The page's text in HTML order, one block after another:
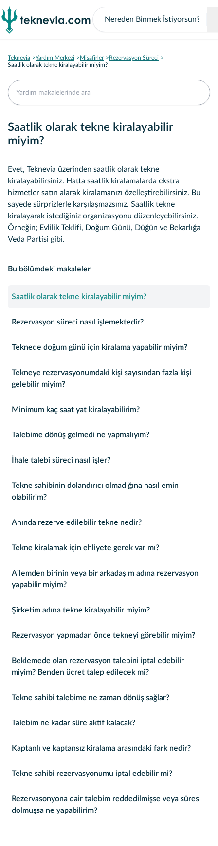
Teknevia Yardım Merkezi Misafirler
Rezervasyon Süreci
Saatlik olarak tekne kiralayabilir miyim?
Saatlik olarak tekne kiralayabilir
miyim?
Evet, Teknevia üzerinden saatlik olarak tekne
kiralayabilirsiniz. Hatta saatlik kiralamalarda ekstra
hizmetler satın alarak kiralamanızı özelleştirebilirsiniz. Bu
sayede sürprizlerle karşılaşmazsınız. Saatlik tekne
kiralayarak istediğiniz organizasyonu düzenleyebilirsiniz.
Örneğin; Evlilik Teklifi, Doğum Günü, Düğün ve Bekarlığa
Veda Partisi gibi.
Bu bölümdeki makaleler
Saatlik olarak tekne kiralayabilir miyim?
Rezervasyon süreci nasıl işlemektedir?
Teknede doğum günü için kiralama yapabilir miyim?
Tekneye rezervasyonumdaki kişi sayısından fazla kişi
gelebilir miyim?
Minimum kaç saat yat kiralayabilirim?
Talebime dönüş gelmedi ne yapmalıyım?
İhale talebi süreci nasıl işler?
Tekne sahibinin dolandırıcı olmadığına nasıl emin
olabilirim?
Anında rezerve edilebilir tekne nedir?
Tekne kiralamak için ehliyete gerek var mı?
Ailemden birinin veya bir arkadaşım adına rezervasyon
yapabilir miyim?
Şirketim adına tekne kiralayabilir miyim?
Rezervasyon yapmadan önce tekneyi görebilir miyim?
Beklemede olan rezervasyon talebini iptal edebilir
miyim? Benden ücret talep edilecek mi?
Tekne sahibi talebime ne zaman dönüş sağlar?
Talebim ne kadar süre aktif kalacak?
Kaptanlı ve kaptansız kiralama arasındaki fark nedir?
Tekne sahibi rezervasyonumu iptal edebilir mi?
Rezervasonyona dair talebim reddedilmişse veya süresi
dolmuşsa ne yapabilirim?